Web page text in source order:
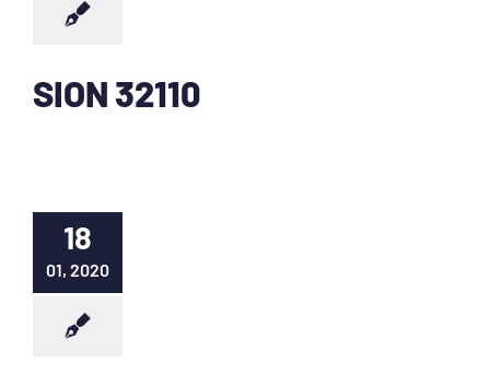
SION 32110
18
01, 2020